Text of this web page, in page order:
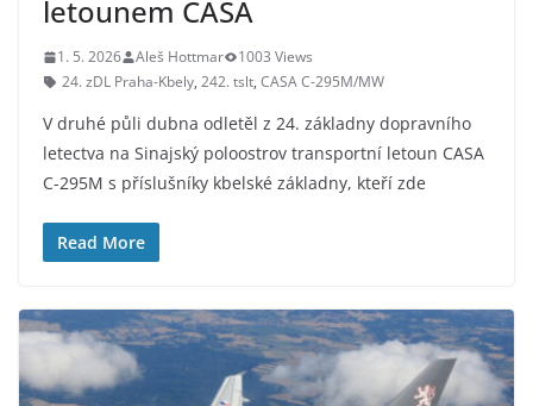
letounem CASA
1. 5. 2026 Aleš Hottmar
1003 Views
24. zDL Praha-Kbely, 242. tslt, CASA C-295M/MW
V druhé půli dubna odletěl z 24. základny dopravního
letectva na Sinajský poloostrov transportní letoun CASA
C-295M s příslušníky kbelské základny, kteří zde
Read More